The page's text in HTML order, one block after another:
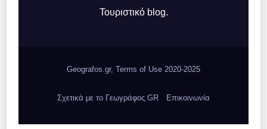
Τουριστικό blog.
Geografos.gr, Terms of Use 2020-2025
Σχετικά με το Γεωγράφος.GR Επικοινωνία